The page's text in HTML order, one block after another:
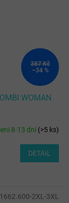
387 Kč
–34 %
WOMAN
8-13 dní(>5 ks)
DETAIL
2XL-3XL